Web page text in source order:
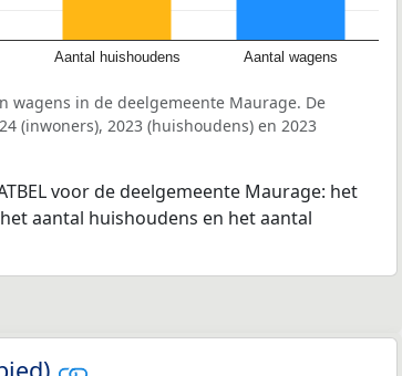
Aantal huishoudens Aantal wagens
wagens in de deelgemeente Maurage. De
(inwoners), 2023 (huishoudens) en 2023
voor de deelgemeente Maurage: het
aantal huishoudens en het aantal